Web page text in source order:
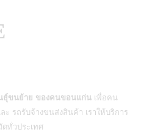
ธุ์ขนย้าย ของคนขอนแก่น เพื่อคน
ะ รถรับจ้างขนส่งสินค้า เราให้บริการ
ทั่วประเทศ